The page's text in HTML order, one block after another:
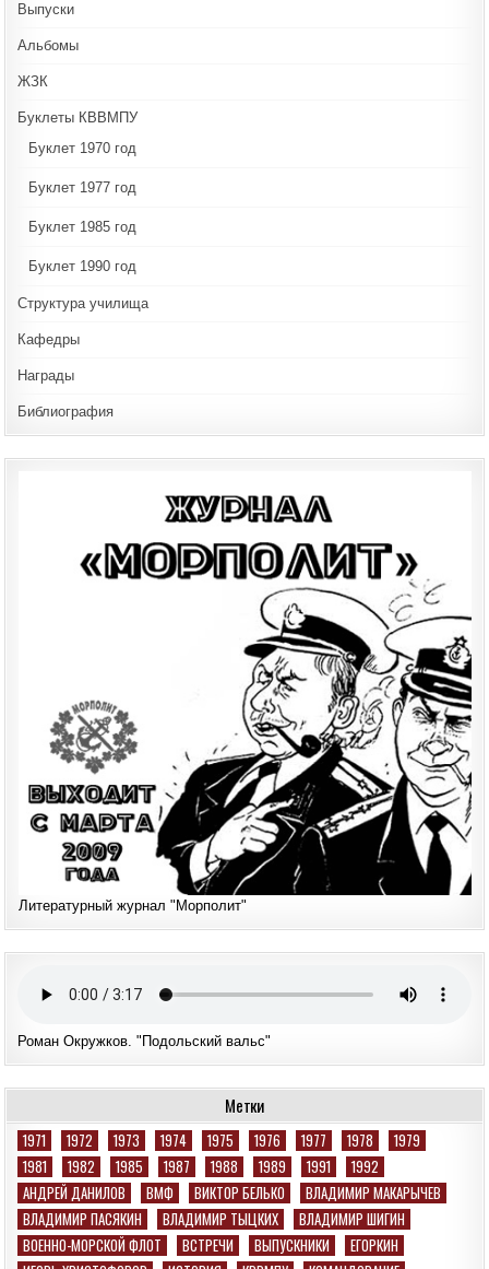
Выпуски
Альбомы
ЖЗК
Буклеты КВВМПУ
Буклет 1970 год
Буклет 1977 год
Буклет 1985 год
Буклет 1990 год
Структура училища
Кафедры
Награды
Библиография
Литературный журнал "Морполит"
Роман Окружков. "Подольский вальс"
Метки
1971 1972 1973 1974 1975 1976 1977 1978
1979
1981
1982 1985 1987 1988 1989 1991
1992
АНДРЕЙ ДАНИЛОВ
ВМФ ВИКТОР БЕЛЬКО
ВЛАДИМИР МАКАРЫЧЕВ
ВЛАДИМИР ПАСЯКИН
ВЛАДИМИР ТЫЦКИХ
ВЛАДИМИР ШИГИН
ВОЕННО-МОРСКОЙ ФЛОТ
ВСТРЕЧИ ВЫПУСКНИКИ
ЕГОРКИН